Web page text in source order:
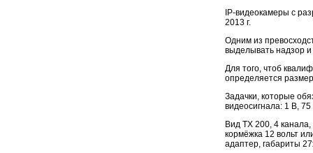
IP-видеокамеры с
2013 г.
Одним из
выделывать надзор
Для того, чтоб
определяется
Задачки, которые
видеосигнала: 1 В,
Вид TX 200, 4
кормёжка 12 вольт
адаптер, габариты